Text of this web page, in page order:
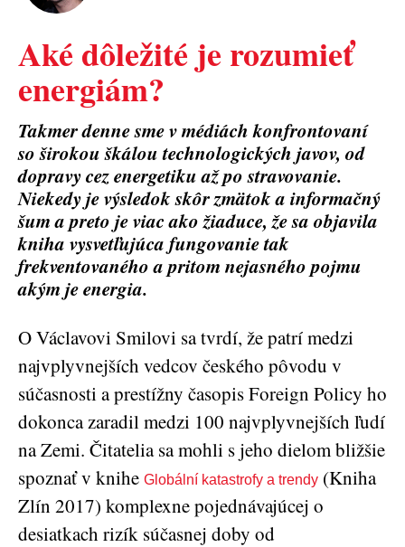
Aké dôležité je rozumieť
energiám?
Takmer denne sme v médiách konfrontovaní
so širokou škálou technologických javov, od
dopravy cez energetiku až po stravovanie.
Niekedy je výsledok skôr zmätok a informačný
šum a preto je viac ako žiaduce, že sa objavila
kniha vysvetľujúca fungovanie tak
frekventovaného a pritom nejasného pojmu
akým je energia.
O Václavovi Smilovi sa tvrdí, že patrí medzi
najvplyvnejších vedcov českého pôvodu v
súčasnosti a prestížny časopis Foreign Policy ho
dokonca zaradil medzi 100 najvplyvnejších ľudí
na Zemi. Čitatelia sa mohli s jeho dielom bližšie
spoznať v knihe Globální katastrofy a trendy (Kniha
Zlín 2017) komplexne pojednávajúcej o
desiatkach rizík súčasnej doby od